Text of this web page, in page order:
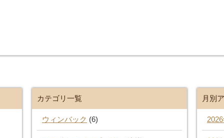
カテゴリ一覧
ウィンバック (6)
月別